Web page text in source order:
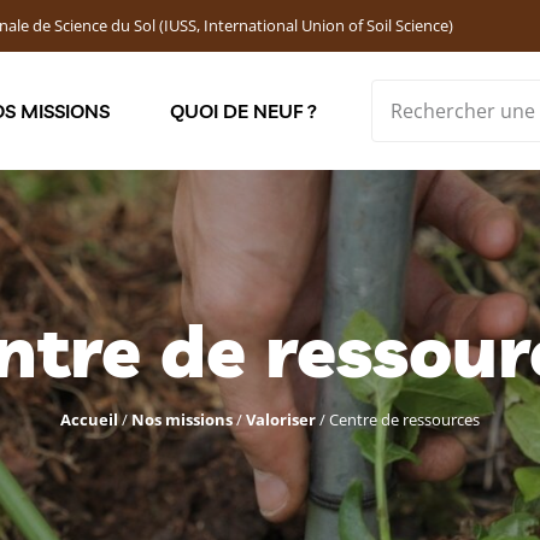
de Science du Sol (IUSS, International Union of Soil Science)
MISSIONS QUOI DE NEUF ?
de
Accueil/Nos missions/Valoriser/Centre de ressources